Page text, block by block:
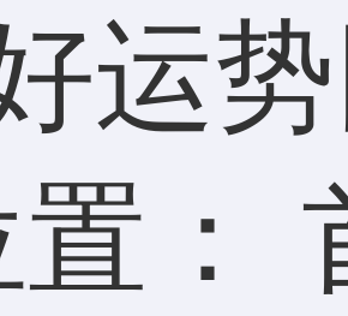
运势
：